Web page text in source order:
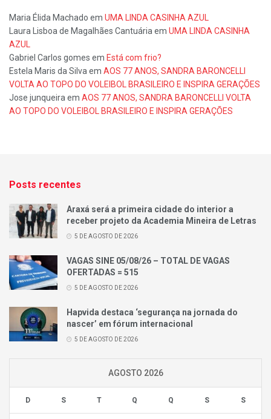
Maria Élida Machado em UMA LINDA CASINHA AZUL
Laura Lisboa de Magalhães Cantuária em UMA LINDA CASINHA
AZUL
Gabriel Carlos gomes em Está com frio?
Estela Maris da Silva em AOS 77 ANOS, SANDRA BARONCELLI
VOLTA AO TOPO DO VOLEIBOL BRASILEIRO E INSPIRA GERAÇÕES
Jose junqueira em AOS 77 ANOS, SANDRA BARONCELLI VOLTA
AO TOPO DO VOLEIBOL BRASILEIRO E INSPIRA GERAÇÕES
Posts recentes
Araxá será a primeira cidade do interior a
receber projeto da Academia Mineira de Letras
5 DE AGOSTO DE 2026
VAGAS SINE 05/08/26 – TOTAL DE VAGAS
OFERTADAS = 515
5 DE AGOSTO DE 2026
Hapvida destaca ‘segurança na jornada do
nascer’ em fórum internacional
5 DE AGOSTO DE 2026
AGOSTO 2026
D S T Q Q S S